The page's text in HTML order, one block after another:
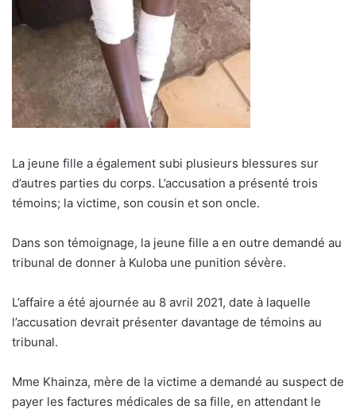
La jeune fille a également subi plusieurs blessures sur
d’autres parties du corps. L’accusation a présenté trois
témoins; la victime, son cousin et son oncle.
Dans son témoignage, la jeune fille a en outre demandé au
tribunal de donner à Kuloba une punition sévère.
L’affaire a été ajournée au 8 avril 2021, date à laquelle
l’accusation devrait présenter davantage de témoins au
tribunal.
Mme Khainza, mère de la victime a demandé au suspect de
payer les factures médicales de sa fille, en attendant le